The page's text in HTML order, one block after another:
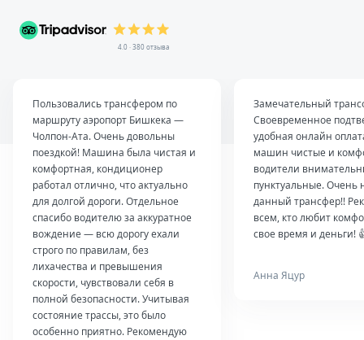
4.0 · 380 отзыва
Пользовались трансфером по
маршруту аэропорт Бишкека —
Чолпон-Ата. Очень довольны
поездкой! Машина была чистая и
комфортная, кондиционер
работал отлично, что актуально
для долгой дороги. Отдельное
спасибо водителю за аккуратное
вождение — всю дорогу ехали
строго по правилам, без
лихачества и превышения
скорости, чувствовали себя в
полной безопасности. Учитывая
состояние трассы, это было
особенно приятно. Рекомендую
Замечательный
Своевременное
удобная онлайн
машин чистые и
водители
пунктуальные. Очень
данный трансфер!!
всем, кто любит
свое время и деньги!
Анна Яцур